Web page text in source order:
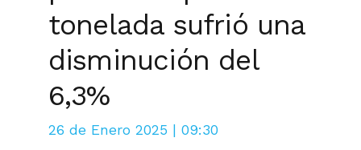
tonelada sufrió una
disminución del
6,3%
26 de Enero 2025 | 09:30